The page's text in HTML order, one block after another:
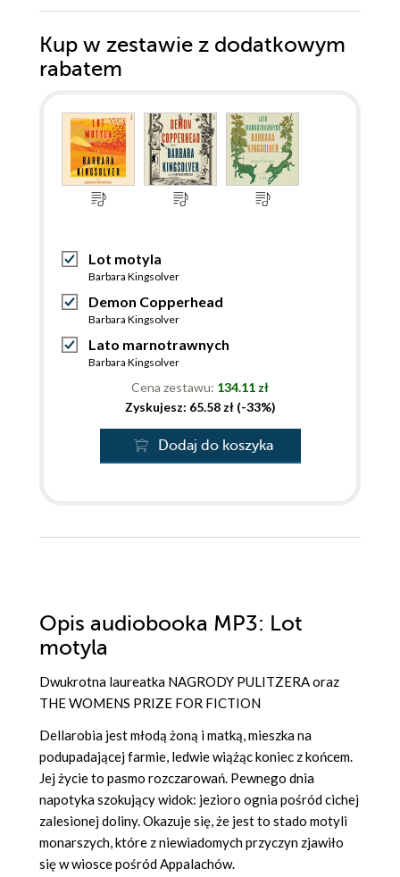
Kup w zestawie z dodatkowym
rabatem
Lot motyla
Barbara Kingsolver
Demon Copperhead
Barbara Kingsolver
Lato marnotrawnych
Barbara Kingsolver
Cena zestawu: 134.11 zł
Zyskujesz: 65.58 zł (-33%)
Dodaj do koszyka
Opis audiobooka MP3: Lot
motyla
Dwukrotna laureatka NAGRODY PULITZERA oraz
THE WOMENS PRIZE FOR FICTION
Dellarobia jest młodą żoną i matką, mieszka na
podupadającej farmie, ledwie wiążąc koniec z końcem.
Jej życie to pasmo rozczarowań. Pewnego dnia
napotyka szokujący widok: jezioro ognia pośród cichej
zalesionej doliny. Okazuje się, że jest to stado motyli
monarszych, które z niewiadomych przyczyn zjawiło
się w wiosce pośród Appalachów.